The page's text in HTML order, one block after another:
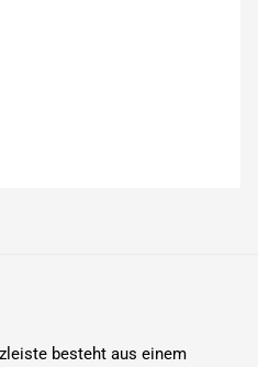
besteht aus einem